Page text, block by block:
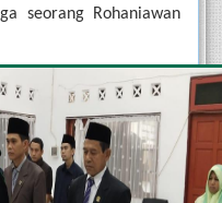
seorang Rohaniawan